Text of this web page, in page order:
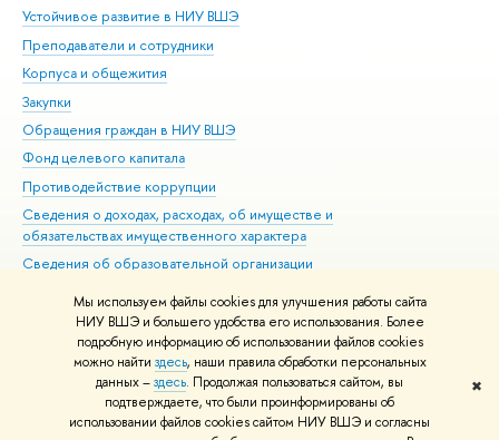
Мы используем файлы cookies для улучшения работы сайта
НИУ ВШЭ и большего удобства его использования. Более
подробную информацию об использовании файлов cookies
можно найти здесь, наши правила обработки персональных
данных –здесь. Продолжая пользоваться сайтом, вы
подтверждаете, что были проинформированы об
использовании файлов cookies сайтом НИУ ВШЭ и согласны
✖
Устойчивое развитие в НИУ ВШЭ
Преподаватели и сотрудники
Корпуса и общежития
Закупки
Обращения граждан в НИУ ВШЭ
Фонд целевого капитала
Противодействие коррупции
Сведения о доходах, расходах, об имуществе и
обязательствах имущественного характера
Сведения об образовательной организации
Людям с ограниченными возможностями здоровья
Единая платежная страница
Работа в Вышке
© НИУ ВШЭ 1993–2026 Адреса и контакты Условия использования